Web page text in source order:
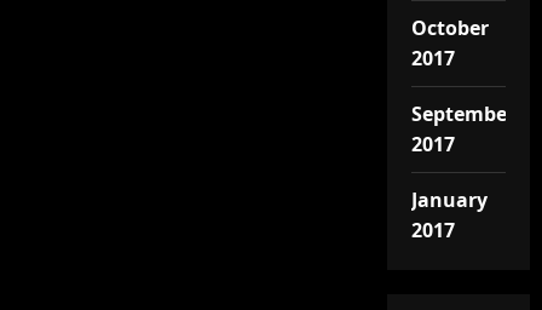
October
2017
September
2017
January
2017